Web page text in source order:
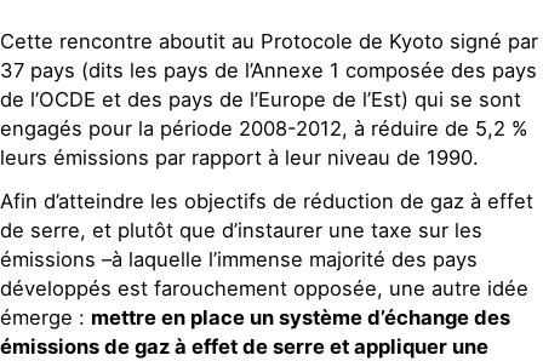
Cette rencontre aboutit au Protocole de Kyoto signé par
37 pays (dits les pays de l’Annexe 1 composée des pays
de l’OCDE et des pays de l’Europe de l’Est) qui se sont
engagés pour la période 2008-2012, à réduire de 5,2 %
leurs émissions par rapport à leur niveau de 1990.
Afin d’atteindre les objectifs de réduction de gaz à effet
de serre, et plutôt que d’instaurer une taxe sur les
émissions –à laquelle l’immense majorité des pays
développés est farouchement opposée, une autre idée
émerge : mettre en place un système d’échange des
émissions de gaz à effet de serre et appliquer une